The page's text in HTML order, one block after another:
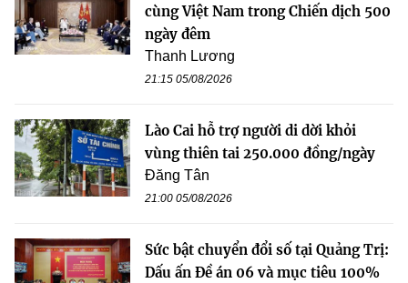
cùng Việt Nam trong Chiến dịch 500
ngày đêm
Thanh Lương
21:15 05/08/2026
Lào Cai hỗ trợ người di dời khỏi
vùng thiên tai 250.000 đồng/ngày
Đăng Tân
21:00 05/08/2026
Sức bật chuyển đổi số tại Quảng Trị:
Dấu ấn Đề án 06 và mục tiêu 100%